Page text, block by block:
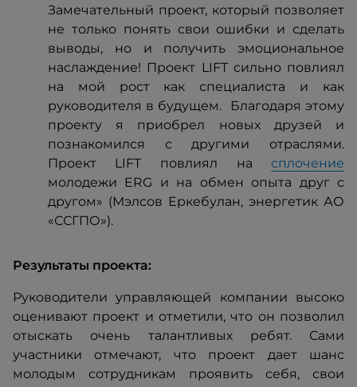
Замечательный проект, который позволяет
не только понять свои ошибки и сделать
выводы, но и получить эмоциональное
наслаждение! Проект LIFT сильно повлиял
на мой рост как специалиста и как
руководителя в будущем. Благодаря этому
проекту я приобрел новых друзей и
познакомился с другими отраслями.
Проект LIFT повлиял на сплочение
молодежи ERG и на обмен опыта друг с
другом» (Мэлсов Еркебулан, энергетик АО
«ССГПО»).
Результаты проекта:
Руководители управляющей компании высоко
оценивают проект и отметили, что он позволил
отыскать очень талантливых ребят. Сами
участники отмечают, что проект дает шанс
молодым сотрудникам проявить себя, свои